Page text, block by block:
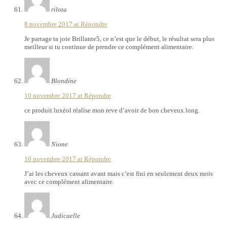
rilota
8 novembre 2017 at Répondre
Je partage ta joie Brillante5, ce n’est que le début, le résultat sera plus
meilleur si tu continue de prendre ce complément alimentaire.
Blondine
10 novembre 2017 at Répondre
ce produit luxéol réalise mon reve d’avoir de bon cheveux long.
Nione
10 novembre 2017 at Répondre
J’ai les cheveux cassant avant mais c’est fini en seulement deux mois
avec ce complément alimentaire.
Judicaelle